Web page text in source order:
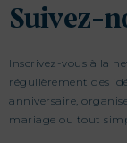
Suivez-
Inscrivez-vous à la
régulièrement des
anniversaire,
mariage ou tout